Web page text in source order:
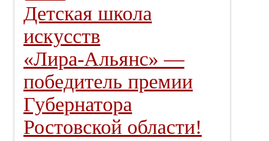
Детская школа
искусств
«Лира‑Альянс» —
победитель премии
Губернатора
Ростовской области!